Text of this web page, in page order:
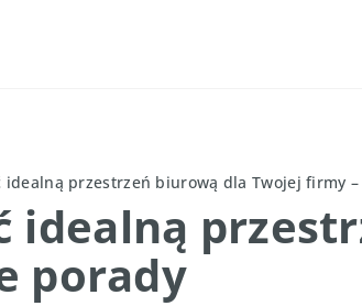
idealną przestrzeń biurową dla Twojej firmy
idealną
porady